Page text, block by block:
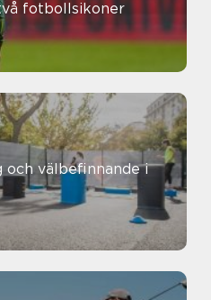
fotbollsikoner
och välbefinnande i